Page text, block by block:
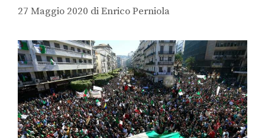
27 Maggio 2020 diEnrico Perniola